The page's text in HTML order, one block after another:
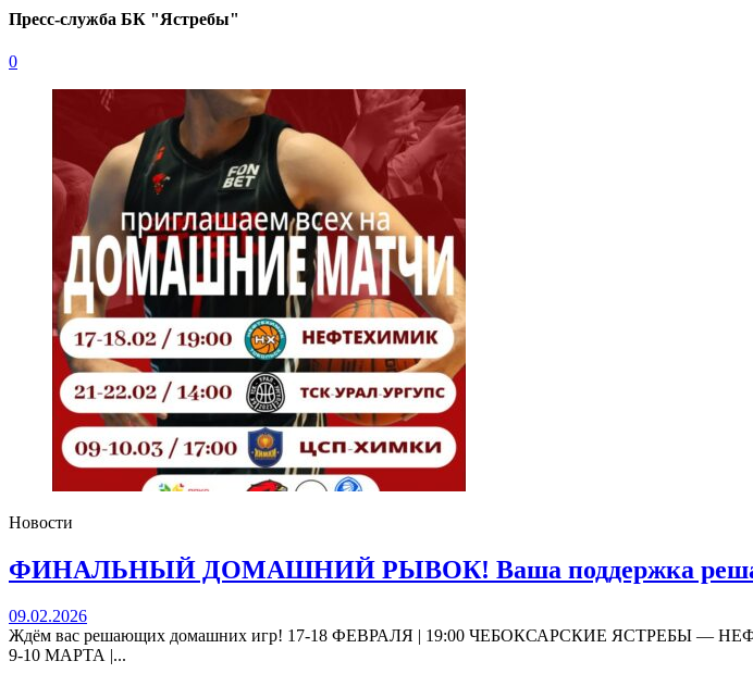
Пресс-служба БК "Ястребы"
0
Новости
ФИНАЛЬНЫЙ ДОМАШНИЙ РЫВОК! Ваша поддержка
09.02.2026
Ждём вас решающих домашних игр! 17-18 ФЕВРАЛЯ | 19:00 ЧЕБОКСАРСКИЕ ЯСТРЕБЫ
9-10 МАРТА |...